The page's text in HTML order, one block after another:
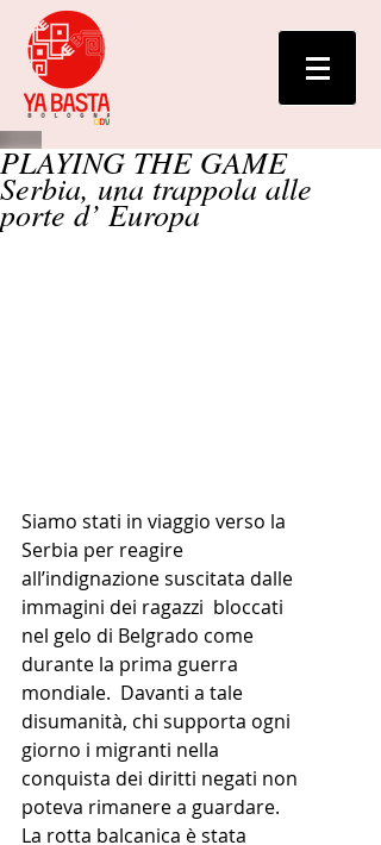
PLAYING THE GAME
Serbia, una trappola alle
porte d’ Europa
Siamo stati in viaggio verso la
Serbia per reagire
all’indignazione suscitata dalle
immagini dei ragazzi  bloccati
nel gelo di Belgrado come
durante la prima guerra
mondiale.  Davanti a tale
disumanità, chi supporta ogni
giorno i migranti nella
conquista dei diritti negati non
poteva rimanere a guardare.
La rotta balcanica è stata